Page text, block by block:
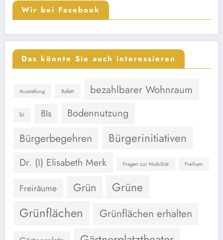
Wir bei Facebook
Das könnte Sie auch interessieren
Ausstellung Ballett bezahlbarer Wohnraum
bi BIs Bodennutzung
Bürgerbegehren Bürgerinitiativen
Dr. (I) Elisabeth Merk Fragen zur Mobilität Freiham
Freiräume Grün Grüne
Grünflächen Grünflächen erhalten